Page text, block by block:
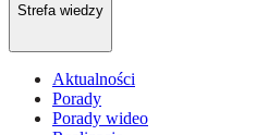
Strefa wiedzy
Aktualności
Porady
Porady wideo